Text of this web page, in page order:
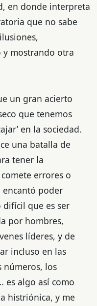
en donde interpreta
que no sabe
y mostrando otra
un gran acierto
que tenemos
en la sociedad.
una batalla de
tener la
errores o
encantó poder
difícil que es ser
por hombres,
líderes, y de
incluso en las
números, los
es algo así como
histriónica, y me